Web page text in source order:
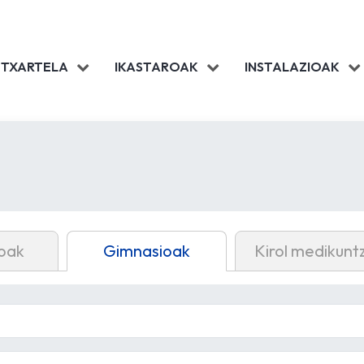
IKASTAROAK INSTALAZIOAK
Gimnasioak Kirol